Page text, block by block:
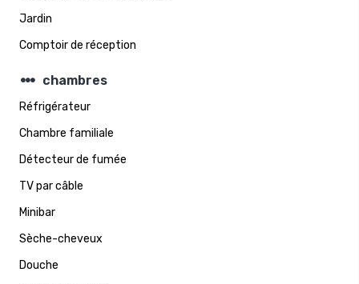
Jardin
Comptoir de réception
steppers chambres
Réfrigérateur
Chambre familiale
Détecteur de fumée
TV par câble
Minibar
Sèche-cheveux
Douche